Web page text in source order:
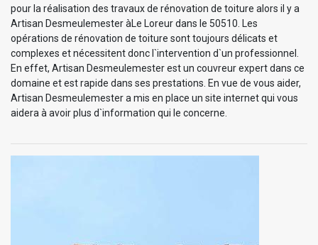
pour la réalisation des travaux de rénovation de toiture alors il y a
Artisan Desmeulemester àLe Loreur dans le 50510. Les
opérations de rénovation de toiture sont toujours délicats et
complexes et nécessitent donc l`intervention d`un professionnel.
En effet, Artisan Desmeulemester est un couvreur expert dans ce
domaine et est rapide dans ses prestations. En vue de vous aider,
Artisan Desmeulemester a mis en place un site internet qui vous
aidera à avoir plus d`information qui le concerne.